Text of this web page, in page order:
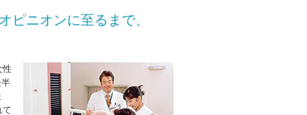
ピニオンに至るまで、
性
て